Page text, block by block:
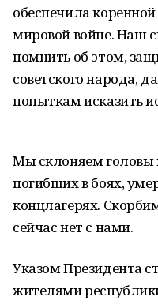
обеспечила
мировой войне. Наш
помнить об этом,
советского народа,
попыткам исказить
Мы склоняем головы
погибших в боях,
концлагерях.
сейчас нет с нами.
Указом Президента
жителями